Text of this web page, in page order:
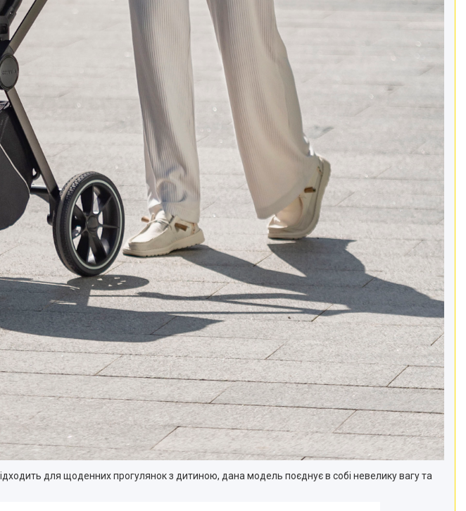
для щоденних прогулянок з дитиною, дана модель поєднує в собі невелику вагу та